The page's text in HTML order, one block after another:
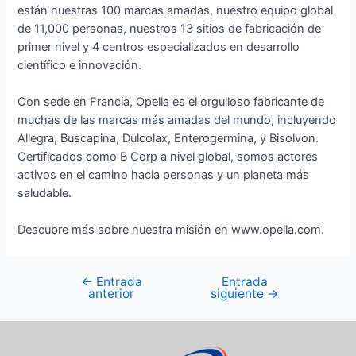
están nuestras 100 marcas amadas, nuestro equipo global
de 11,000 personas, nuestros 13 sitios de fabricación de
primer nivel y 4 centros especializados en desarrollo
científico e innovación.
Con sede en Francia, Opella es el orgulloso fabricante de
muchas de las marcas más amadas del mundo, incluyendo
Allegra, Buscapina, Dulcolax, Enterogermina, y Bisolvon.
Certificados como B Corp a nivel global, somos actores
activos en el camino hacia personas y un planeta más
saludable.
Descubre más sobre nuestra misión en www.opella.com.
← Entrada
anterior
Entrada
siguiente →